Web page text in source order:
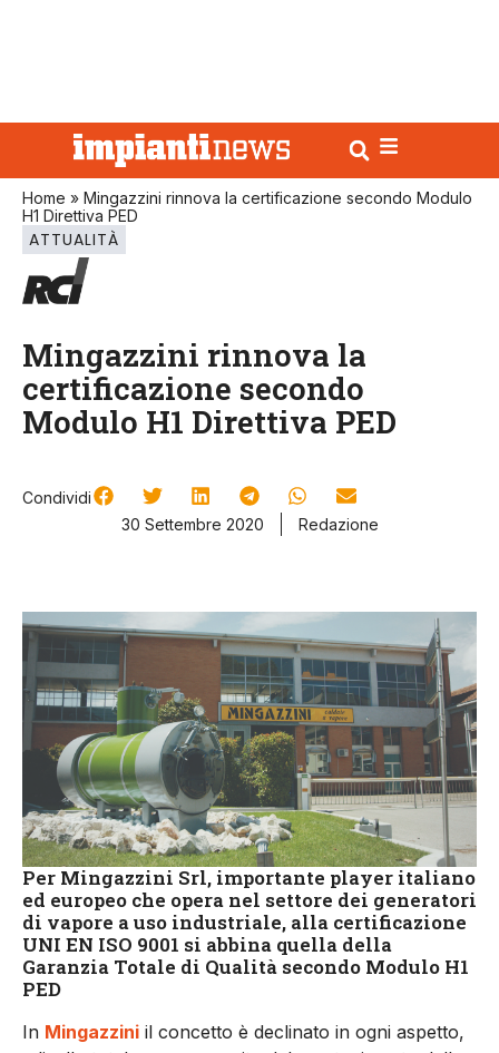
Home » Mingazzini rinnova la certificazione secondo Modulo
H1 Direttiva PED
ATTUALITÀ
Mingazzini rinnova la
certificazione secondo
Modulo H1 Direttiva PED
Condividi
30 Settembre 2020
Redazione
Per Mingazzini Srl, importante player italiano
ed europeo che opera nel settore dei generatori
di vapore a uso industriale, alla certificazione
UNI EN ISO 9001 si abbina quella della
Garanzia Totale di Qualità secondo Modulo H1
PED
In Mingazzini il concetto è declinato in ogni aspetto,